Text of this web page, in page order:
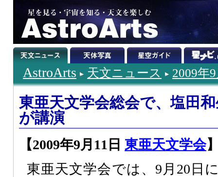
AstroArts 天文ニュース 2009年
東亜天文学会総会で、塩田
が講演
【2009年9月11日 東亜天文学会
東亜天文学会では、9月20日